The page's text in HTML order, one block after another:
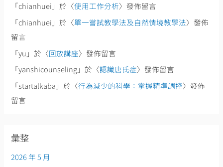
「chianhuei 」於〈使用工作分析〉發佈留言
「chianhuei 」於〈單一嘗試教學法及自然情境教學法〉發佈
留言
「yu 」於〈回放講座〉發佈留言
「yanshicounseling」於〈認識唐氏症〉發佈留言
「startalkaba 」於〈行為減少的科學：掌握精準調控〉發佈
留言
彙整
2026 年 5 月